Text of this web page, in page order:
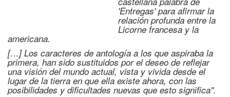
'Entregas' para afirmar la
relación profunda entre la
Licorne francesa y la
americana.
[…] Los caracteres de antología a los que aspiraba la
primera, han sido sustituidos por el deseo de reflejar
una visión del mundo actual, vista y vivida desde el
lugar de la tierra en que ella existe ahora, con las
posibilidades y dificultades nuevas que esto significa".